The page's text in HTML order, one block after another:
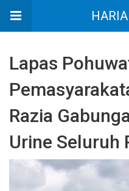
Lapas
Razia
Urine Seluruh